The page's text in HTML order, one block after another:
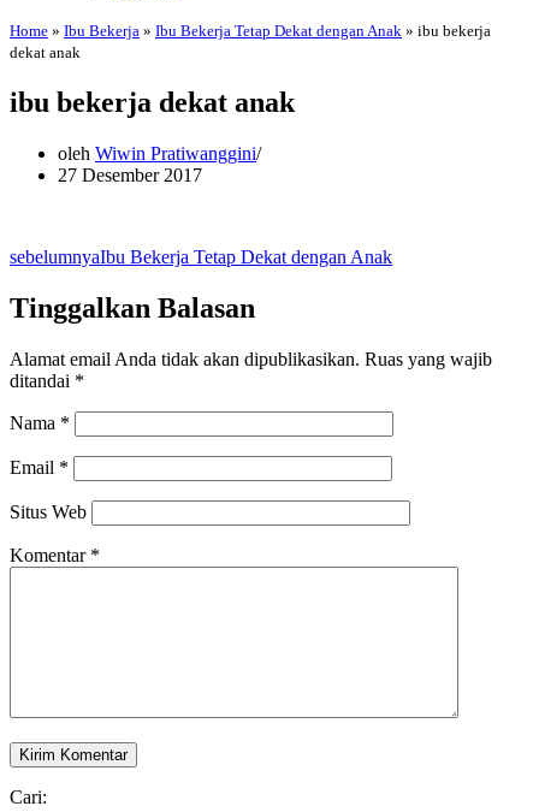
Home » Ibu Bekerja » Ibu Bekerja Tetap Dekat dengan Anak » ibu bekerja
dekat anak
ibu bekerja dekat anak
oleh Wiwin Pratiwanggini
27 Desember 2017
sebelumnyaIbu Bekerja Tetap Dekat dengan Anak
Tinggalkan Balasan
Alamat email Anda tidak akan dipublikasikan. Ruas yang wajib
ditandai *
Nama *
Email *
Situs Web
Komentar *
Cari: